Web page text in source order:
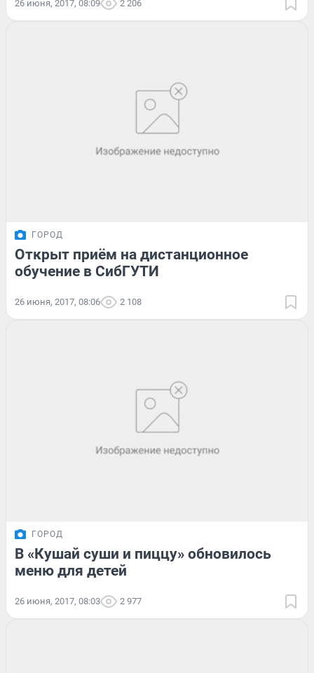
26 июня, 2017, 08:09 2 206
ГОРОД
Открыт приём на дистанционное
обучение в СибГУТИ
26 июня, 2017, 08:06 2 108
ГОРОД
В «Кушай суши и пиццу» обновилось
меню для детей
26 июня, 2017, 08:03 2 977